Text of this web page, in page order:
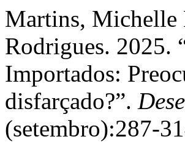
Martins, Michelle
Rodrigues. 2025.
Importados:
disfarçado?”.
(setembro):287-